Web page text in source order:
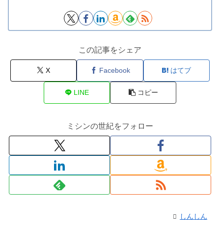
この記事をシェア
X Facebook はてブ
LINE コピー
ミシンの世紀をフォロー
しんしん